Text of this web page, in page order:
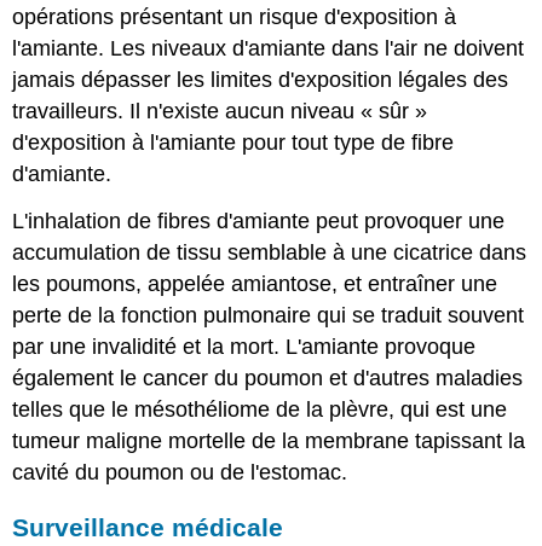
opérations présentant un risque d'exposition à
l'amiante. Les niveaux d'amiante dans l'air ne doivent
jamais dépasser les limites d'exposition légales des
travailleurs. Il n'existe aucun niveau « sûr »
d'exposition à l'amiante pour tout type de fibre
d'amiante.
L'inhalation de fibres d'amiante peut provoquer une
accumulation de tissu semblable à une cicatrice dans
les poumons, appelée amiantose, et entraîner une
perte de la fonction pulmonaire qui se traduit souvent
par une invalidité et la mort. L'amiante provoque
également le cancer du poumon et d'autres maladies
telles que le mésothéliome de la plèvre, qui est une
tumeur maligne mortelle de la membrane tapissant la
cavité du poumon ou de l'estomac.
Surveillance médicale